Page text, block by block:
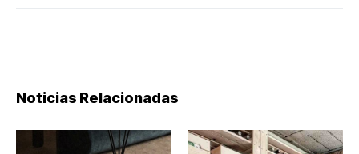
Noticias Relacionadas